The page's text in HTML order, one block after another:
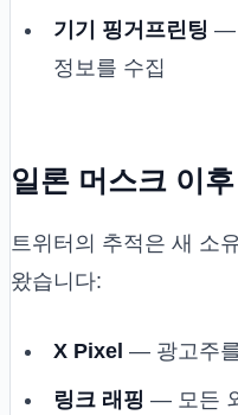
기기 핑거프린팅 —
정보를 수집
일론 머스크 이
트위터의 추적은 새 소
왔습니다:
X Pixel — 광고주
링크 래핑 — 모든